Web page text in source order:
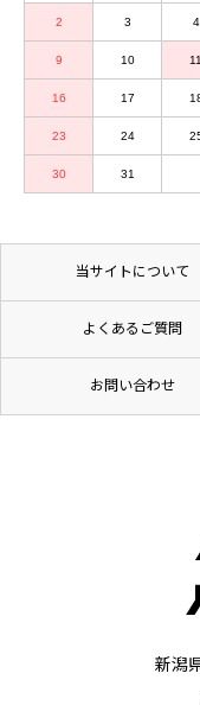
2 3 4
9 10 11
16 17
23 24
30 31
当サイトについて
よくあるご質問
お問い合わせ
新潟